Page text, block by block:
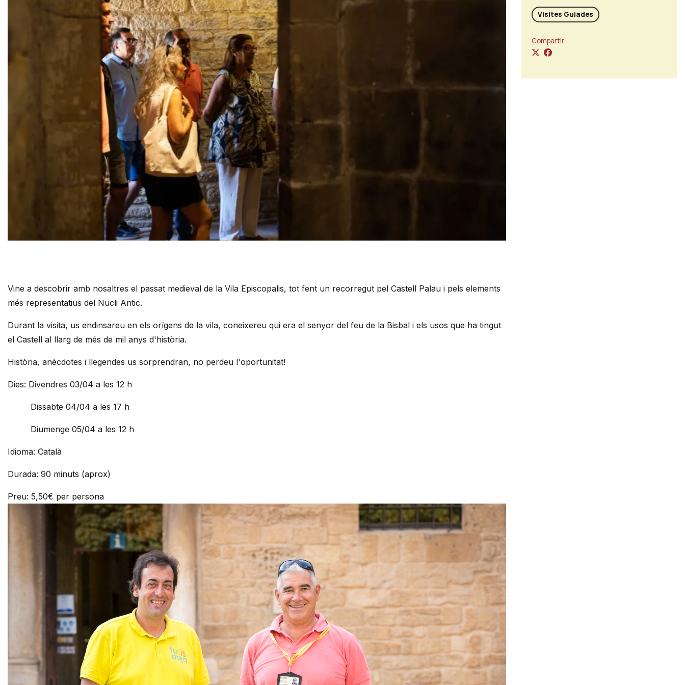
Visites Guiades
Compartir
Vine a descobrir amb nosaltres el passat medieval de la Vila Episcopalis, tot fent un recorregut pel Castell Palau i pels elements
més representatius del Nucli Antic.
Durant la visita, us endinsareu en els orígens de la vila, coneixereu qui era el senyor del feu de la Bisbal i els usos que ha tingut
el Castell al llarg de més de mil anys d'història.
Història, anècdotes i llegendes us sorprendran, no perdeu l'oportunitat!
Dies: Divendres 03/04 a les 12 h
Dissabte 04/04 a les 17 h
Diumenge 05/04 a les 12 h
Idioma: Català
Durada: 90 minuts (aprox)
Preu: 5,50€ per persona